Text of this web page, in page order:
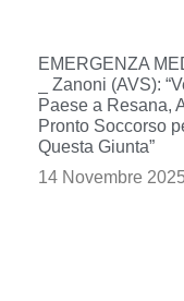
EMERGENZA
_ Zanoni (AVS):
Paese a Resana,
Pronto Soccorso
Questa Giunta”
14 Novembre